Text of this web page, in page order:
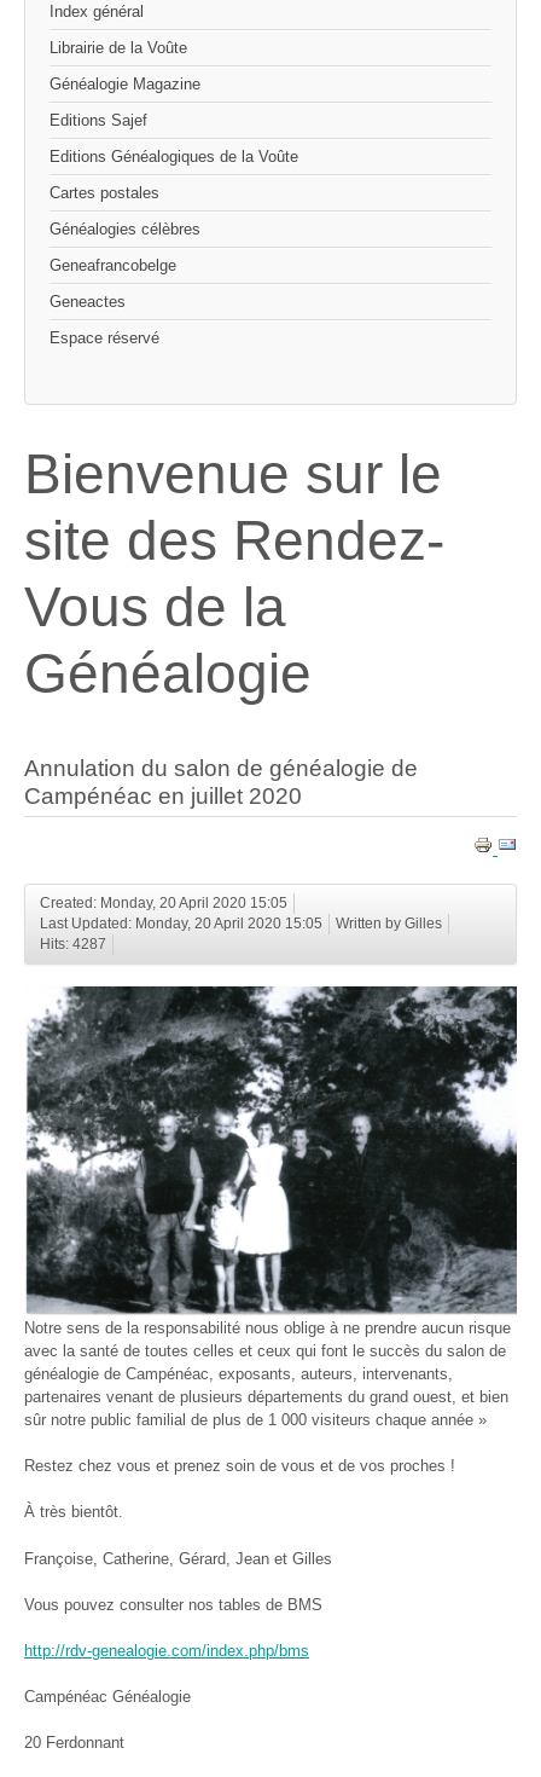
Index général
Librairie de la Voûte
Généalogie Magazine
Editions Sajef
Editions Généalogiques de la Voûte
Cartes postales
Généalogies célèbres
Geneafrancobelge
Geneactes
Espace réservé
Bienvenue sur le
site des Rendez-
Vous de la
Généalogie
Annulation du salon de généalogie de
Campénéac en juillet 2020
Created: Monday, 20 April 2020 15:05
Last Updated: Monday, 20 April 2020 15:05
Written by Gilles
Hits: 4287
Notre sens de la responsabilité nous oblige à ne prendre aucun risque
avec la santé de toutes celles et ceux qui font le succès du salon de
généalogie de Campénéac, exposants, auteurs, intervenants,
partenaires venant de plusieurs départements du grand ouest, et bien
sûr notre public familial de plus de 1 000 visiteurs chaque année »
Restez chez vous et prenez soin de vous et de vos proches !
À très bientôt.
Françoise, Catherine, Gérard, Jean et Gilles
Vous pouvez consulter nos tables de BMS
http://rdv-genealogie.com/index.php/bms
Campénéac Généalogie
20 Ferdonnant